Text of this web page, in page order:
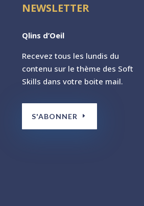
NEWSLETTER
Qlins d’Oeil
Recevez tous les lundis du
contenu sur le thème des Soft
Skills dans votre boite mail.
S'ABONNER